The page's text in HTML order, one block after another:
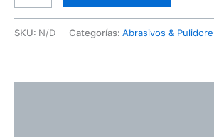
SKU: N/D Categorías: Abrasivos &